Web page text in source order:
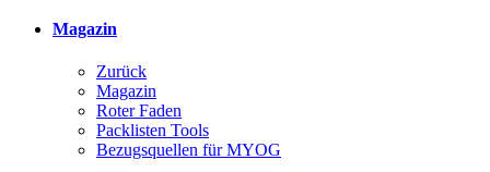
Magazin
Zurück
Magazin
Roter Faden
Packlisten Tools
Bezugsquellen für MYOG